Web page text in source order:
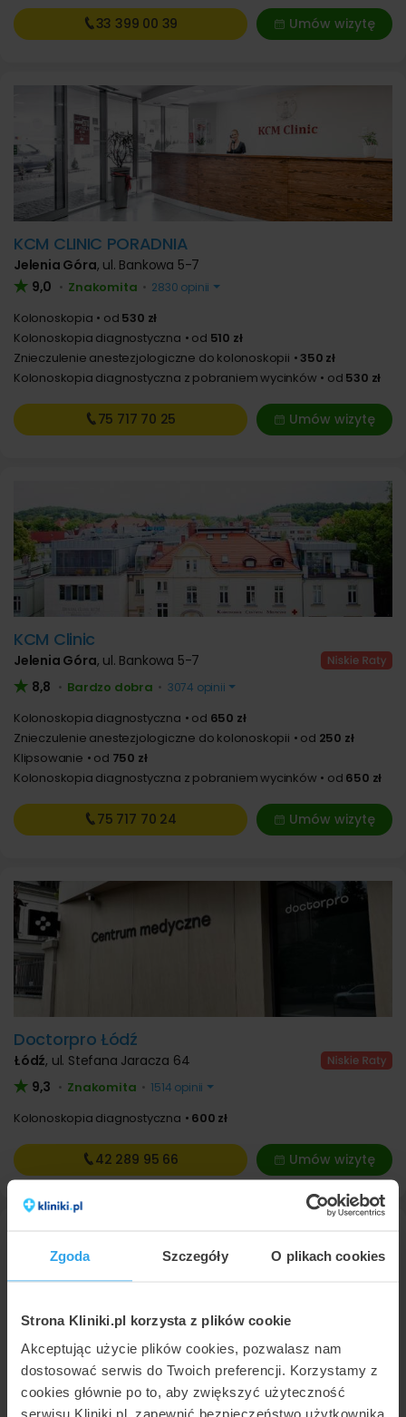
Zgoda Szczegóły O plikach cookies
Strona Kliniki.pl korzysta z plików cookie
Akceptując użycie plików cookies, pozwalasz nam
dostosować serwis do Twoich preferencji. Korzystamy z
cookies głównie po to, aby zwiększyć użyteczność
serwisu Kliniki.pl, zapewnić bezpieczeństwo użytkownika
Umów wizytę
33 399 00 39
KCM CLINIC PORADNIA
Jelenia Góra, ul. Bankowa 5-7
9,0 • Znakomita • 2830 opinii
Kolonoskopia od 530 zł
Kolonoskopia diagnostyczna
od 510 zł
Znieczulenie anestezjologiczne do kolonoskopii
350 zł
Kolonoskopia diagnostyczna z pobraniem wycinków
od 530 zł
Umów wizytę
75 717 70 25
KCM Clinic
Jelenia Góra, ul. Bankowa 5-7
8,8 • Bardzo dobra • 3074 opinii
Kolonoskopia diagnostyczna od 650 zł
Znieczulenie anestezjologiczne do kolonoskopii
od 250 zł
Klipsowanie
od 750 zł
Kolonoskopia diagnostyczna z pobraniem wycinków
od 650 zł
Umów wizytę
75 717 70 24
Doctorpro Łódź
Łódź, ul. Stefana Jaracza 64
9,3 • Znakomita • 1514 opinii
Kolonoskopia diagnostyczna 600 zł
Umów wizytę
42 289 95 66
Doctorpro Wrocław
Wrocław ,ul. Gen. Jana Henryka Dąbrowskiego 40